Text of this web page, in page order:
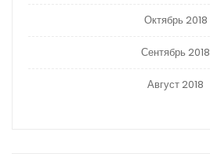
Октябрь 2018
Сентябрь 2018
Август 2018